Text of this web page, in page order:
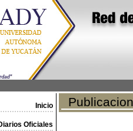
Inicio
Oficiales